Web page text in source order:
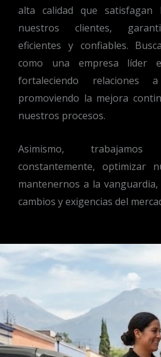
alta calidad que satisfagan
nuestros clientes,
eficientes y confiables.
como una empresa líder
fortaleciendo
promoviendo la mejora
nuestros procesos.
Asimismo,
constantemente, optimizar
mantenernos a la
cambios y exigencias del